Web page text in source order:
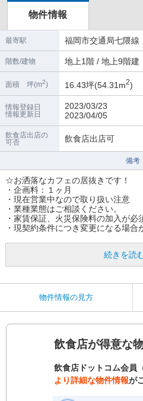
茶山駅の店舗物件・貸店舗・テナ
桜坂駅の店舗物件・貸店舗・テナ
金山駅の店舗物件・貸店舗・テナ
物件情報
最寄駅 福岡市交通局七隈
階数/建物 地上1階 / 地上9階建
面積 坪(m2) 16.43坪(54.31m2)
情報登録日
情報更新日
2023/03/23
2023/04/05
飲食店出店の
可否
飲食店出店可
備考
☆お洒落なカフェの居抜きです！
・企画料：１ヶ月
・現在営業中なので取り扱い注意
・業種業態はご相談ください。
・家賃保証、火災保険料の加入が必
・現契約条件につき変更になる場合
続きを読
物件情報の見方
飲食店が得意な
飲食店ドットコム会員
より詳細な物件情報が